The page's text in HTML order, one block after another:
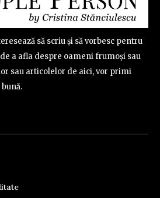
să scriu și să vorbesc pentru
a afla despre oameni frumoși sau
sau articolelor de aici, vor primi